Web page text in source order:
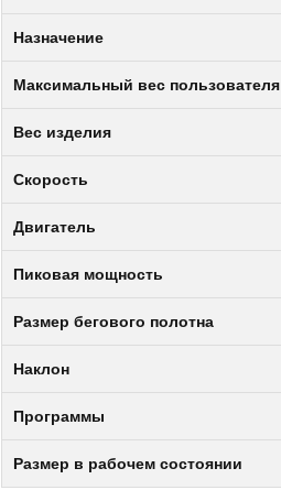
Назначение
Максимальный вес пользователя
Вес изделия
Скорость
Двигатель
Пиковая мощность
Размер бегового полотна
Наклон
Программы
Размер в рабочем состоянии